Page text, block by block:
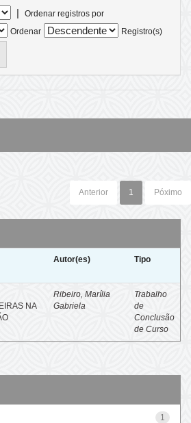
|
Ordenar registros por
Ordenar
Registro(s)
Anterior 1 Póximo
Autor(es) Tipo
NA
Ribeiro, Marília
Gabriela
Trabalho
de
Conclusão
de Curso
1